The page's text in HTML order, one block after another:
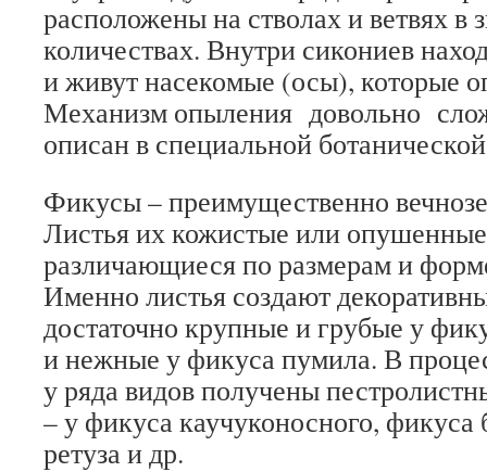
расположены на стволах и ветвях в
количествах. Внутри сикониев
и живут насекомые (осы), которые
Механизм опыления довольно
описан в специальной
Фикусы – преимущественно
Листья их кожистые или
различающиеся по размерам и
Именно листья создают
достаточно крупные и грубые у
и нежные у фикуса пумила. В
у ряда видов получены
– у фикуса каучуконосного,
ретуза и др.